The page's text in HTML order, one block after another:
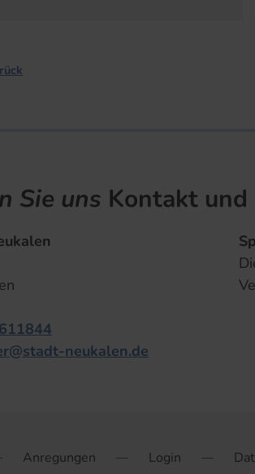
Sie uns Kontakt
neukalen.de
Anregungen Login